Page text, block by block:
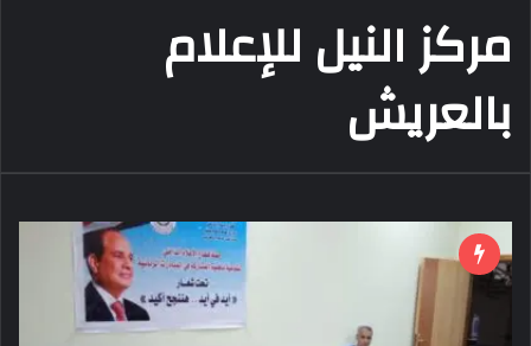
مركز النيل للإعلام
بالعريش